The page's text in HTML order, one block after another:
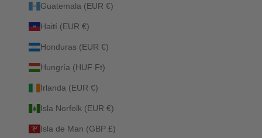
Guatemala (EUR €)
Haití (EUR €)
Honduras (EUR €)
Hungría (HUF Ft)
Irlanda (EUR €)
Isla Norfolk (EUR €)
Isla de Man (GBP £)